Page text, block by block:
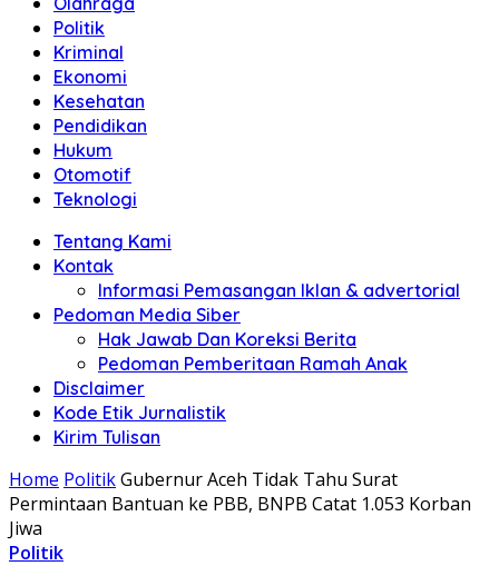
untuk
Anda"Politik
Kriminal
Ekonomi
Kesehatan
Pendidikan
Hukum
Otomotif
Teknologi
Tentang Kami
Kontak
Informasi Pemasangan Iklan & advertorial
Pedoman Media Siber
Hak Jawab Dan Koreksi Berita
Pedoman Pemberitaan Ramah Anak
Disclaimer
Kode Etik Jurnalistik
Kirim Tulisan
Home PolitikGubernur Aceh Tidak Tahu Surat
Permintaan Bantuan ke PBB, BNPB Catat 1.053 Korban
Jiwa
Politik